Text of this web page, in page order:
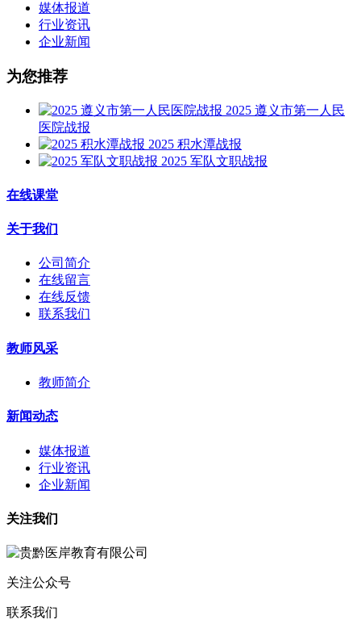
媒体报道
行业资讯
企业新闻
为您推荐
2025 遵义市第一人民
医院战报
2025 积水潭战报
2025 军队文职战报
在线课堂
关于我们
公司简介
在线留言
在线反馈
联系我们
教师风采
教师简介
新闻动态
媒体报道
行业资讯
企业新闻
关注我们
关注公众号
联系我们